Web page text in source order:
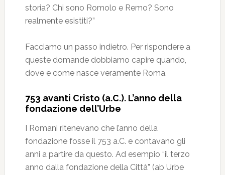
storia? Chi sono Romolo e Remo? Sono
realmente esistiti?”
Facciamo un passo indietro. Per rispondere a
queste domande dobbiamo capire quando,
dove e come nasce veramente Roma.
753 avanti Cristo (a.C.). L’anno della
fondazione dell’Urbe
I Romani ritenevano che l’anno della
fondazione fosse il 753 a.C. e contavano gli
anni a partire da questo. Ad esempio “il terzo
anno dalla fondazione della Città” (ab Urbe